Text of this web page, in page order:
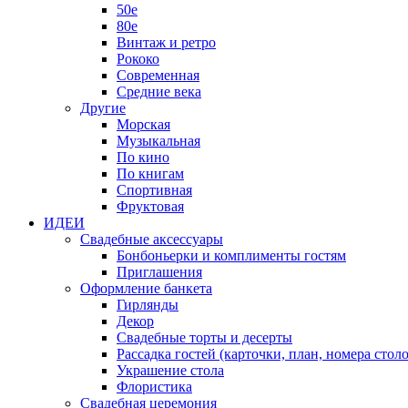
50е
80е
Винтаж и ретро
Рококо
Современная
Средние века
Другие
Морская
Музыкальная
По кино
По книгам
Спортивная
Фруктовая
ИДЕИ
Свадебные аксессуары
Бонбоньерки и комплименты гостям
Приглашения
Оформление банкета
Гирлянды
Декор
Свадебные торты и десерты
Рассадка гостей (карточки, план, номера
Украшение стола
Флористика
Свадебная церемония